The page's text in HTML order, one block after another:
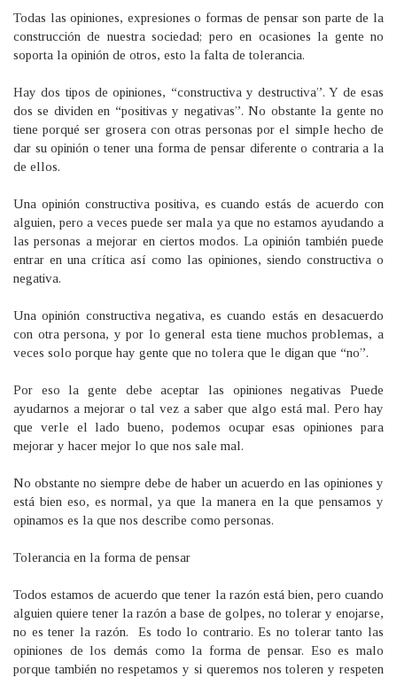
Todas las opiniones, expresiones o formas de pensar son parte de la
construcción de nuestra sociedad; pero en ocasiones la gente no
soporta la opinión de otros, esto la falta de tolerancia.
Hay dos tipos de opiniones, “constructiva y destructiva”. Y de esas
dos se dividen en “positivas y negativas”. No obstante la gente no
tiene porqué ser grosera con otras personas por el simple hecho de
dar su opinión o tener una forma de pensar diferente o contraria a la
de ellos.
Una opinión constructiva positiva, es cuando estás de acuerdo con
alguien, pero a veces puede ser mala ya que no estamos ayudando a
las personas a mejorar en ciertos modos. La opinión también puede
entrar en una crítica así como las opiniones, siendo constructiva o
negativa.
Una opinión constructiva negativa, es cuando estás en desacuerdo
con otra persona, y por lo general esta tiene muchos problemas, a
veces solo porque hay gente que no tolera que le digan que “no”.
Por eso la gente debe aceptar las opiniones negativas Puede
ayudarnos a mejorar o tal vez a saber que algo está mal. Pero hay
que verle el lado bueno, podemos ocupar esas opiniones para
mejorar y hacer mejor lo que nos sale mal.
No obstante no siempre debe de haber un acuerdo en las opiniones y
está bien eso, es normal, ya que la manera en la que pensamos y
opinamos es la que nos describe como personas.
Tolerancia en la forma de pensar
Todos estamos de acuerdo que tener la razón está bien, pero cuando
alguien quiere tener la razón a base de golpes, no tolerar y enojarse,
no es tener la razón. Es todo lo contrario. Es no tolerar tanto las
opiniones de los demás como la forma de pensar. Eso es malo
porque también no respetamos y si queremos nos toleren y respeten